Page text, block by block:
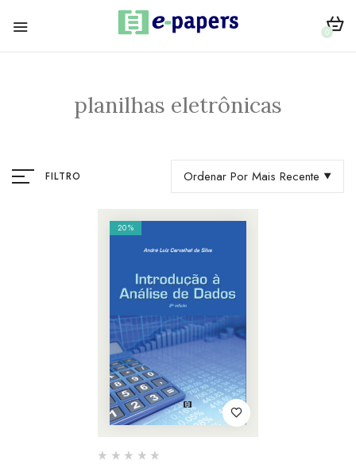
0
planilhas eletrônicas
FILTRO Ordenar Por Mais Recente
20%